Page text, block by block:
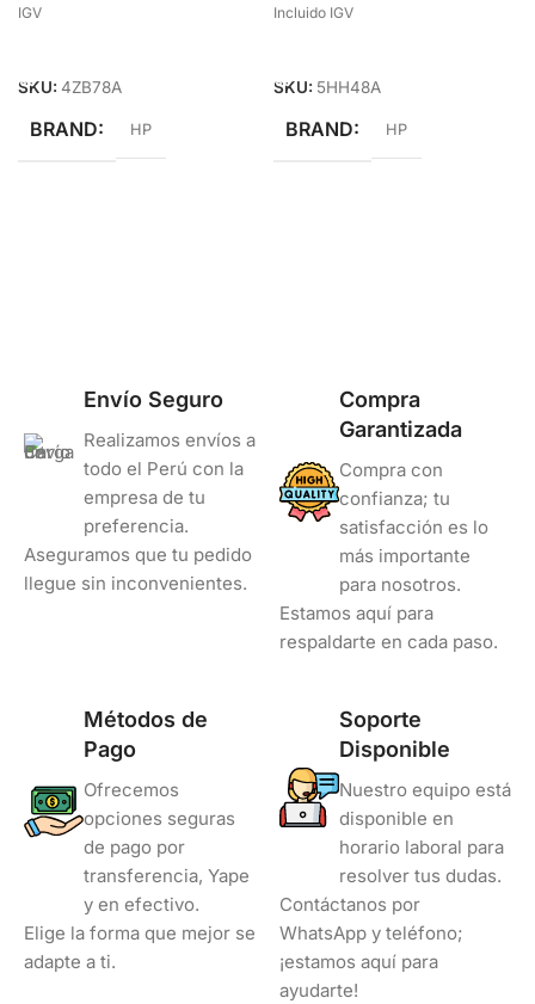
IGV
SKU: 4ZB78A
BRAND HP
Incluido IGV
SKU: 5HH48A
BRAND HP
Envío Seguro
Realizamos envíos a
todo el Perú con la
empresa de tu
preferencia.
Aseguramos que tu pedido
llegue sin inconvenientes.
Compra
Garantizada
Compra con
confianza; tu
satisfacción es lo
más importante
para nosotros.
Estamos aquí para
respaldarte en cada paso.
Métodos de
Pago
Ofrecemos
opciones seguras
de pago por
transferencia, Yape
y en efectivo.
Elige la forma que mejor se
adapte a ti.
Soporte
Disponible
Nuestro equipo está
disponible en
horario laboral para
resolver tus dudas.
Contáctanos por
WhatsApp y teléfono;
¡estamos aquí para
ayudarte!